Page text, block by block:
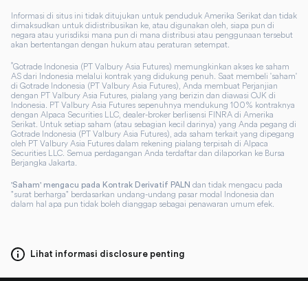
Informasi di situs ini tidak ditujukan untuk penduduk Amerika Serikat dan tidak
dimaksudkan untuk didistribusikan ke, atau digunakan oleh, siapa pun di
negara atau yurisdiksi mana pun di mana distribusi atau penggunaan tersebut
akan bertentangan dengan hukum atau peraturan setempat.
*Gotrade Indonesia (PT Valbury Asia Futures) memungkinkan akses ke saham
AS dari Indonesia melalui kontrak yang didukung penuh. Saat membeli 'saham'
di Gotrade Indonesia (PT Valbury Asia Futures), Anda membuat Perjanjian
dengan PT Valbury Asia Futures, pialang yang berizin dan diawasi OJK di
Indonesia. PT Valbury Asia Futures sepenuhnya mendukung 100% kontraknya
dengan Alpaca Securities LLC, dealer-broker berlisensi FINRA di Amerika
Serikat. Untuk setiap saham (atau sebagian kecil darinya) yang Anda pegang di
Gotrade Indonesia (PT Valbury Asia Futures), ada saham terkait yang dipegang
oleh PT Valbury Asia Futures dalam rekening pialang terpisah di Alpaca
Securities LLC. Semua perdagangan Anda terdaftar dan dilaporkan ke Bursa
Berjangka Jakarta.
'Saham' mengacu pada Kontrak Derivatif PALN dan tidak mengacu pada
"surat berharga" berdasarkan undang-undang pasar modal Indonesia dan
dalam hal apa pun tidak boleh dianggap sebagai penawaran umum efek.
Lihat informasi disclosure penting